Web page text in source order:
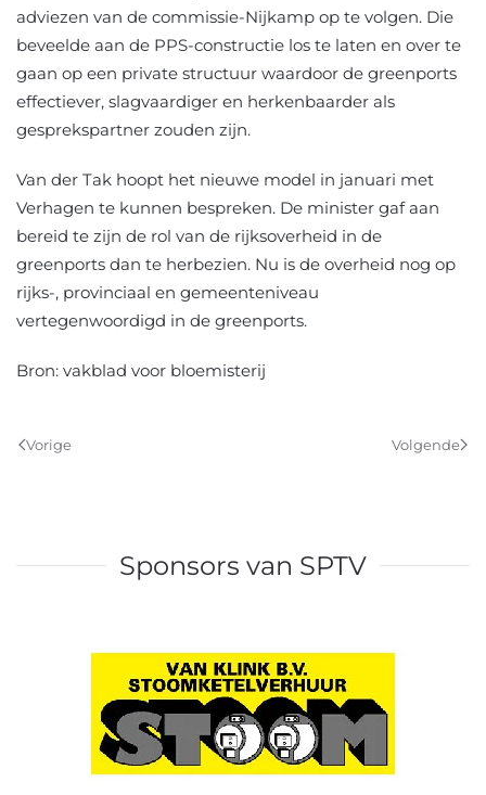
adviezen van de commissie-Nijkamp op te volgen. Die
beveelde aan de PPS-constructie los te laten en over te
gaan op een private structuur waardoor de greenports
effectiever, slagvaardiger en herkenbaarder als
gesprekspartner zouden zijn.
Van der Tak hoopt het nieuwe model in januari met
Verhagen te kunnen bespreken. De minister gaf aan
bereid te zijn de rol van de rijksoverheid in de
greenports dan te herbezien. Nu is de overheid nog op
rijks-, provinciaal en gemeenteniveau
vertegenwoordigd in de greenports.
Bron: vakblad voor bloemisterij
Vorige Volgende
Sponsors van SPTV